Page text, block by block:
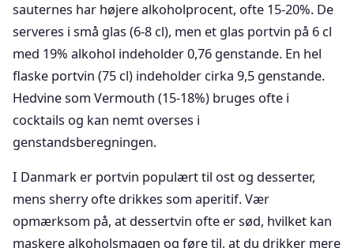
sauternes har højere alkoholprocent, ofte 15-20%. De
serveres i små glas (6-8 cl), men et glas portvin på 6 cl
med 19% alkohol indeholder 0,76 genstande. En hel
flaske portvin (75 cl) indeholder cirka 9,5 genstande.
Hedvine som Vermouth (15-18%) bruges ofte i
cocktails og kan nemt overses i
genstandsberegningen.
I Danmark er portvin populært til ost og desserter,
mens sherry ofte drikkes som aperitif. Vær
opmærksom på, at dessertvin ofte er sød, hvilket kan
maskere alkoholsmagen og føre til, at du drikker mere